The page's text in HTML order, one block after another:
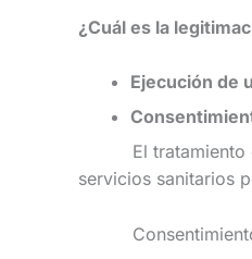
¿Cuál es la
Ejecución de
El tratamiento de
servicios sanitarios
Consentimiento